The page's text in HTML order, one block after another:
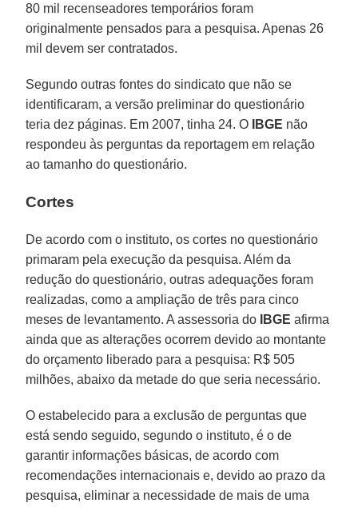
80 mil recenseadores temporários foram
originalmente pensados para a pesquisa. Apenas 26
mil devem ser contratados.
Segundo outras fontes do sindicato que não se
identificaram, a versão preliminar do questionário
teria dez páginas. Em 2007, tinha 24. O
IBGE não
respondeu às perguntas da reportagem em relação
ao tamanho do questionário.
Cortes
De acordo com o instituto, os cortes no questionário
primaram pela execução da pesquisa. Além da
redução do questionário, outras adequações foram
realizadas, como a ampliação de três para cinco
meses de levantamento. A assessoria do IBGE afirma
ainda que as alterações ocorrem devido ao montante
do orçamento liberado para a pesquisa: R$ 505
milhões, abaixo da metade do que seria necessário.
O estabelecido para a exclusão de perguntas que
está sendo seguido, segundo o instituto, é o de
garantir informações básicas, de acordo com
recomendações internacionais e, devido ao prazo da
pesquisa, eliminar a necessidade de mais de uma